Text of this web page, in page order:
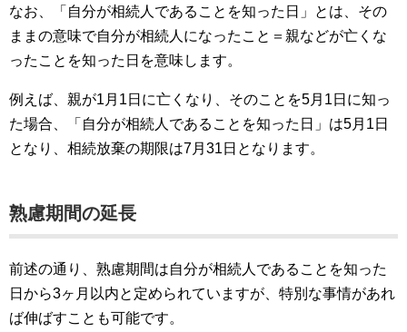
なお、「自分が相続人であることを知った日」とは、その
ままの意味で自分が相続人になったこと＝親などが亡くな
ったことを知った日を意味します。
例えば、親が1月1日に亡くなり、そのことを5月1日に知っ
た場合、「自分が相続人であることを知った日」は5月1日
となり、相続放棄の期限は7月31日となります。
熟慮期間の延長
前述の通り、熟慮期間は自分が相続人であることを知った
日から3ヶ月以内と定められていますが、特別な事情があれ
ば伸ばすことも可能です。